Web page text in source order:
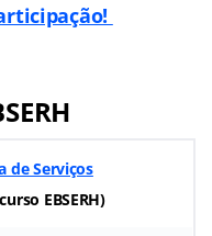
de Serviços
EBSERH)